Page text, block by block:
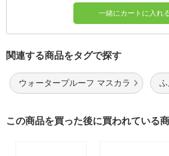
一緒にカートに入れ
関連する商品をタグで探す
ウォータープルーフ マスカラ
この商品を買った後に買われている